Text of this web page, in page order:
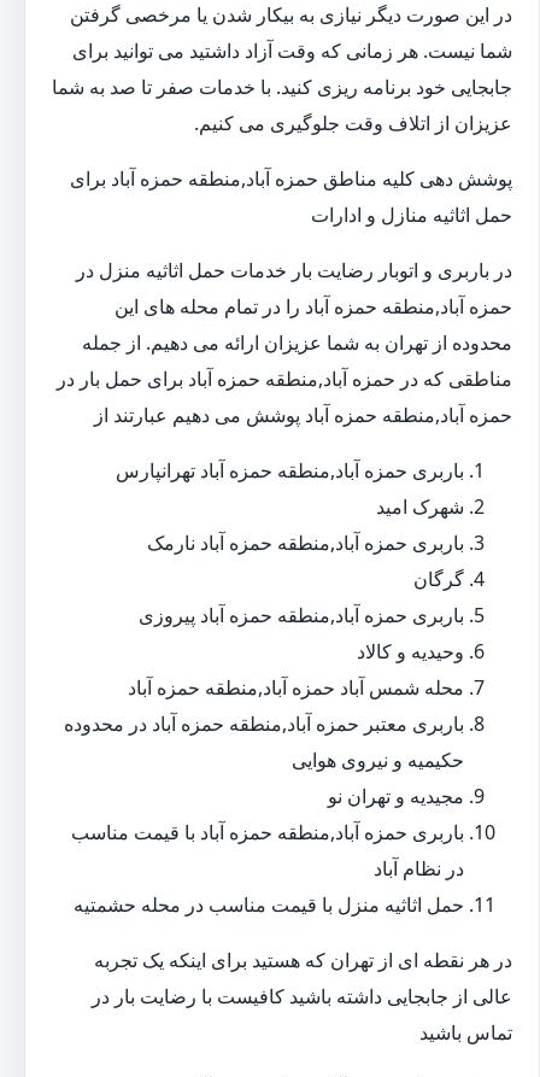
در این صورت دیگر نیازی به بیکار شدن یا مرخصی گرفتن
شما نیست. هر زمانی که وقت آزاد داشتید می توانید برای
جابجایی خود برنامه ریزی کنید. با خدمات صفر تا صد به شما
عزیزان از اتلاف وقت جلوگیری می کنیم.
پوشش دهی کلیه مناطق حمزه آباد,منطقه حمزه آباد برای
حمل اثاثیه منازل و ادارات
در باربری و اتوبار رضایت بار خدمات حمل اثاثیه منزل در
حمزه آباد,منطقه حمزه آباد را در تمام محله های این
محدوده از تهران به شما عزیزان ارائه می دهیم. از جمله
مناطقی که در حمزه آباد,منطقه حمزه آباد برای حمل بار در
حمزه آباد,منطقه حمزه آباد پوشش می دهیم عبارتند از
باربری حمزه آباد,منطقه حمزه آباد تهرانپارس
شهرک امید
باربری حمزه آباد,منطقه حمزه آباد نارمک
گرگان
باربری حمزه آباد,منطقه حمزه آباد پیروزی
وحیدیه و کالاد
محله شمس آباد حمزه آباد,منطقه حمزه آباد
باربری معتبر حمزه آباد,منطقه حمزه آباد در محدوده
حکیمیه و نیروی هوایی
مجیدیه و تهران نو
باربری حمزه آباد,منطقه حمزه آباد با قیمت مناسب
در نظام آباد
حمل اثاثیه منزل با قیمت مناسب در محله حشمتیه
در هر نقطه ای از تهران که هستید برای اینکه یک تجربه
عالی از جابجایی داشته باشید کافیست با رضایت بار در
تماس باشید